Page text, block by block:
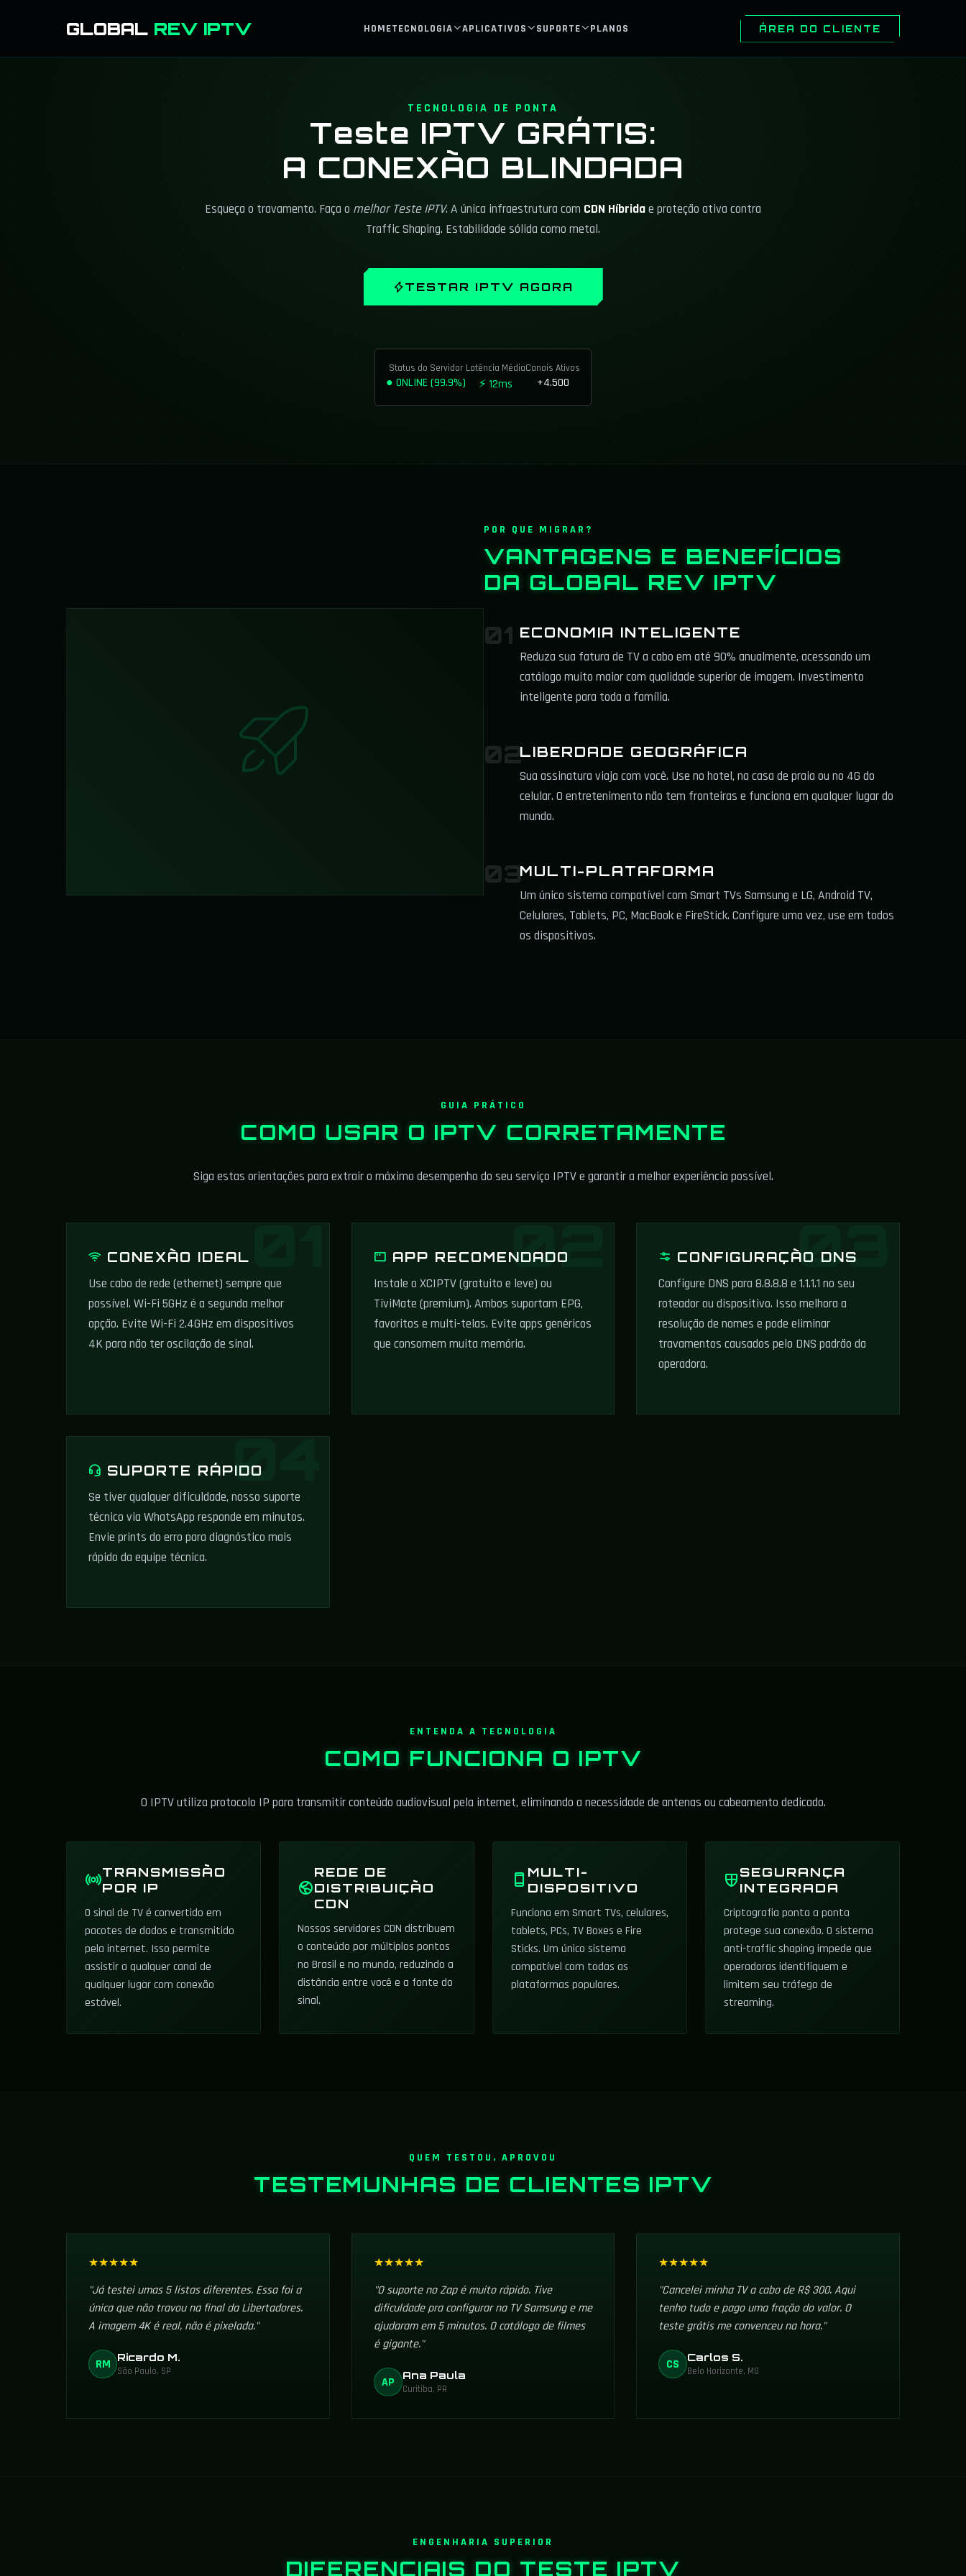
GLOBAL REV IPTV HOMETECNOLOGIA APLICATIVOS SUPORTE PLANOS ÁREA DO CLIENTE
TECNOLOGIA DE PONTA
Teste IPTV GRÁTIS:
A CONEXÃO BLINDADA
Esqueça o travamento. Faça o melhor Teste IPTV. A única infraestrutura com CDN Híbridae proteção ativa contra
Traffic Shaping. Estabilidade sólida como metal.
TESTAR IPTV AGORA
Status do Servidor
● ONLINE (99.9%)
Latência Média
⚡ 12ms
Canais Ativos
+4.500
POR QUE MIGRAR?
VANTAGENS E BENEFÍCIOS
DA GLOBAL REV IPTV
01 ECONOMIA INTELIGENTE
Reduza sua fatura de TV a cabo em até 90% anualmente, acessando um
catálogo muito maior com qualidade superior de imagem. Investimento
inteligente para toda a família.
02LIBERDADE GEOGRÁFICA
Sua assinatura viaja com você. Use no hotel, na casa de praia ou no 4G do
celular. O entretenimento não tem fronteiras e funciona em qualquer lugar do
mundo.
03MULTI-PLATAFORMA
Um único sistema compatível com Smart TVs Samsung e LG, Android TV,
Celulares, Tablets, PC, MacBook e FireStick. Configure uma vez, use em todos
os dispositivos.
GUIA PRÁTICO
COMO USAR O IPTV CORRETAMENTE
Siga estas orientações para extrair o máximo desempenho do seu serviço IPTV e garantir a melhor experiência possível.
CONEXÃO IDEAL
Use cabo de rede (ethernet) sempre que
possível. Wi-Fi 5GHz é a segunda melhor
opção. Evite Wi-Fi 2.4GHz em dispositivos
4K para não ter oscilação de sinal.
APP RECOMENDADO
Instale o XCIPTV (gratuito e leve) ou
TiviMate (premium). Ambos suportam EPG,
favoritos e multi-telas. Evite apps genéricos
que consomem muita memória.
CONFIGURAÇÃO DNS
Configure DNS para 8.8.8.8 e 1.1.1.1 no seu
roteador ou dispositivo. Isso melhora a
resolução de nomes e pode eliminar
travamentos causados pelo DNS padrão da
operadora.
SUPORTE RÁPIDO
Se tiver qualquer dificuldade, nosso suporte
técnico via WhatsApp responde em minutos.
Envie prints do erro para diagnóstico mais
rápido da equipe técnica.
ENTENDA A TECNOLOGIA
COMO FUNCIONA O IPTV
O IPTV utiliza protocolo IP para transmitir conteúdo audiovisual pela internet, eliminando a necessidade de antenas ou cabeamento dedicado.
TRANSMISSÃO
POR IP
O sinal de TV é convertido em
pacotes de dados e transmitido
pela internet. Isso permite
assistir a qualquer canal de
qualquer lugar com conexão
estável.
REDE DE
DISTRIBUIÇÃO
CDN
Nossos servidores CDN distribuem
o conteúdo por múltiplos pontos
no Brasil e no mundo, reduzindo a
distância entre você e a fonte do
sinal.
MULTI-
DISPOSITIVO
Funciona em Smart TVs, celulares,
tablets, PCs, TV Boxes e Fire
Sticks. Um único sistema
compatível com todas as
plataformas populares.
SEGURANÇA
INTEGRADA
Criptografia ponta a ponta
protege sua conexão. O sistema
anti-traffic shaping impede que
operadoras identifiquem e
limitem seu tráfego de
streaming.
QUEM TESTOU, APROVOU
TESTEMUNHAS DE CLIENTES IPTV
★★★★★
"Já testei umas 5 listas diferentes. Essa foi a
única que não travou na final da Libertadores.
A imagem 4K é real, não é pixelada."
RM Ricardo M.
São Paulo, SP
★★★★★
"O suporte no Zap é muito rápido. Tive
dificuldade pra configurar na TV Samsung e me
ajudaram em 5 minutos. O catálogo de filmes
é gigante."
AP Ana Paula
Curitiba, PR
★★★★★
"Cancelei minha TV a cabo de R$ 300. Aqui
tenho tudo e pago uma fração do valor. O
teste grátis me convenceu na hora."
CS Carlos S.
Belo Horizonte, MG
ENGENHARIA SUPERIOR
DIFERENCIAIS DO TESTE IPTV